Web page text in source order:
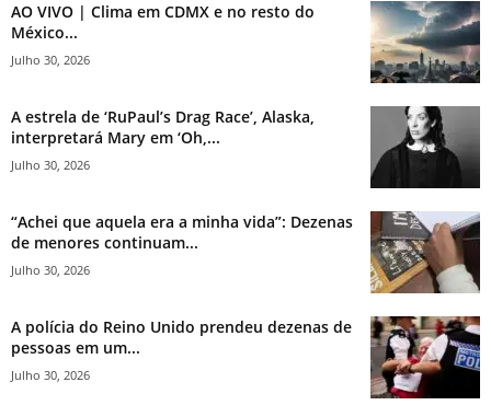
AO VIVO | Clima em CDMX e no resto do
México...
Julho 30, 2026
A estrela de ‘RuPaul’s Drag Race’, Alaska,
interpretará Mary em ‘Oh,...
Julho 30, 2026
“Achei que aquela era a minha vida”: Dezenas
de menores continuam...
Julho 30, 2026
A polícia do Reino Unido prendeu dezenas de
pessoas em um...
Julho 30, 2026